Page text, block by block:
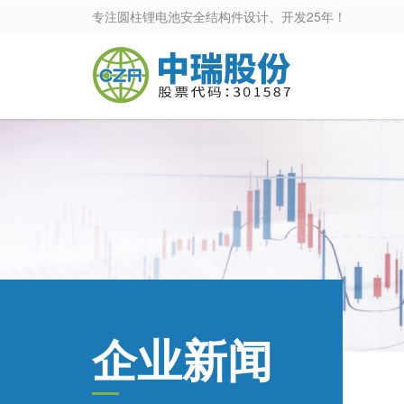
专注圆柱锂电池安全结构件设计、开发25年！
企业新闻